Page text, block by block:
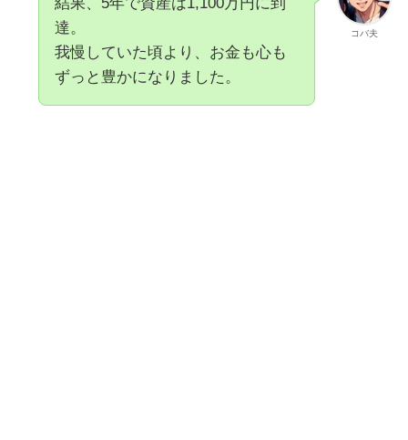
コバ夫
達。
我慢していた頃より、お金も心も
ずっと豊かになりました。